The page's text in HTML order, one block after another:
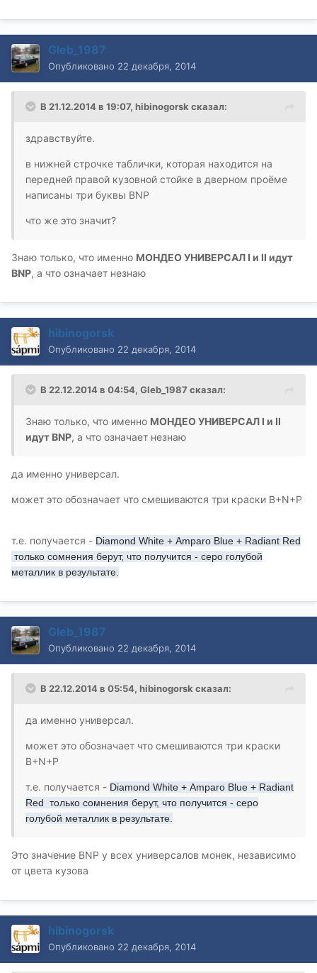
Gleb_1987
Опубликовано 22 декабря, 2014
В 21.12.2014 в 19:07, hibinogorsk сказал:
здравствуйте.
в нижней строчке таблички, которая находится на
передней правой кузовной стойке в дверном проёме
написаны три буквы BNP
что же это значит?
Знаю только, что именно МОНДЕО УНИВЕРСАЛ I и II идут
BNP, а что означает незнаю
hibinogorsk
Опубликовано 22 декабря, 2014
В 22.12.2014 в 04:54, Gleb_1987 сказал:
Знаю только, что именно МОНДЕО УНИВЕРСАЛ I и II
идут BNP, а что означает незнаю
да именно универсал.
может это обозначает что смешиваются три краски B+N+P
т.е. получается - Diamond White + Amparo Blue + Radiant Red
только сомнения берут, что получится - серо голубой
металлик в результате.
Gleb_1987
Опубликовано 22 декабря, 2014
В 22.12.2014 в 05:54, hibinogorsk сказал:
да именно универсал.
может это обозначает что смешиваются три краски
B+N+P
т.е. получается - Diamond White + Amparo Blue + Radiant
Red только сомнения берут, что получится - серо
голубой металлик в результате.
Это значение BNP у всех универсалов монек, независимо
от цвета кузова
hibinogorsk
Опубликовано 22 декабря, 2014